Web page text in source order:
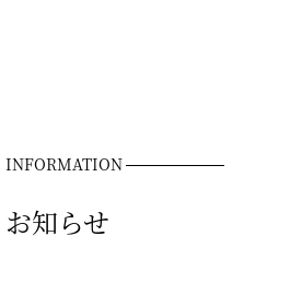
INFORMATION
お知らせ